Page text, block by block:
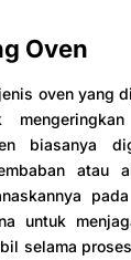
Oven
oven yang
biasanya
atau
untuk
selama